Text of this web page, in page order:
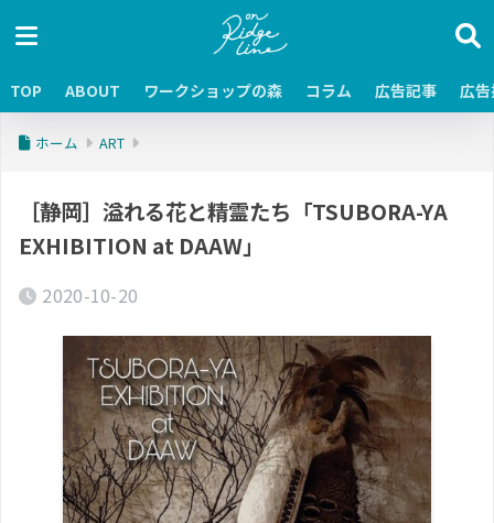
TOP ABOUT ワークショップの森 コラム 広告記事 広
ホーム ART
［静岡］溢れる花と精霊たち「TSUBORA-YA
EXHIBITION at DAAW」
2020-10-20